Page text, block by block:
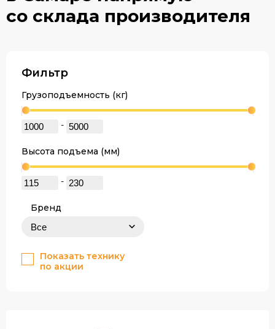
со склада производителя
Фильтр
Грузоподъемность (кг)
-
Высота подъема (мм)
-
Бренд
Показать технику
по акции